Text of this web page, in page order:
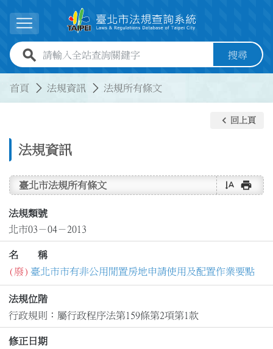
展開選單
全站查詢關鍵字欄位 搜尋
首頁 法規資訊 法規所有條文
法規資訊
keyboard_arrow_left 回上頁
臺北市法規所有條文 text_rotate_vertical print
法規類號
北市03－04－2013
名 稱
(廢) 臺北市市有非公用閒置房地申請使用及配置作業要點
法規位階
行政規則：屬行政程序法第159條第2項第1款
修正日期